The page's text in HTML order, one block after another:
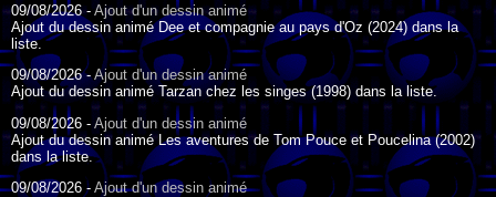
09/08/2026 -Ajout d'un dessin animé
Ajout du dessin animé Dee et compagnie au pays d'Oz (2024) dans la
liste.
09/08/2026 -Ajout d'un dessin animé
Ajout du dessin animé Tarzan chez les singes (1998) dans la liste.
09/08/2026 - Ajout d'un dessin animé
Ajout du dessin animé Les aventures de Tom Pouce et Poucelina (2002)
dans la liste.
09/08/2026 - Ajout d'un dessin animé